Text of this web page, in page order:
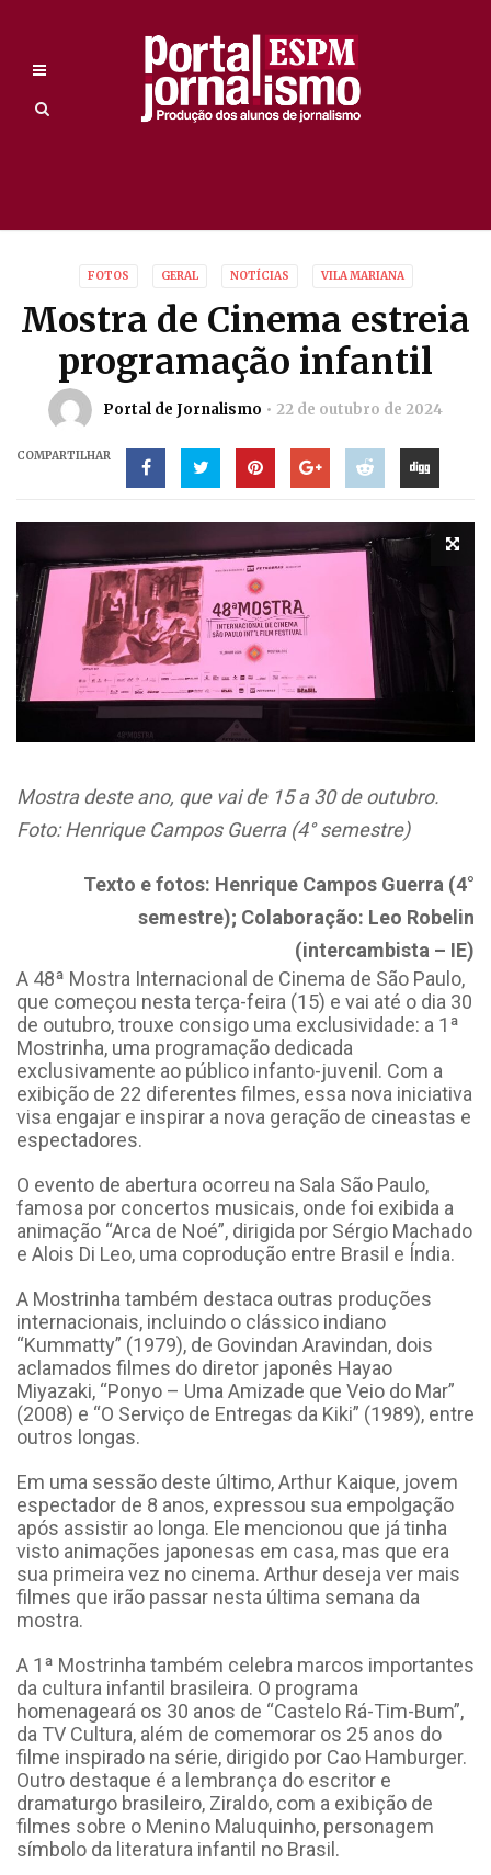
FOTOS GERAL NOTÍCIAS VILA MARIANA
Mostra de Cinema estreia
programação infantil
Portal de Jornalismo 22 de outubro de 2024
COMPARTILHAR
Mostra deste ano, que vai de 15 a 30 de outubro.
Foto: Henrique Campos Guerra (4° semestre)
Texto e fotos: Henrique Campos Guerra (4°
semestre); Colaboração: Leo Robelin
(intercambista – IE)
A 48ª Mostra Internacional de Cinema de São Paulo,
que começou nesta terça-feira (15) e vai até o dia 30
de outubro, trouxe consigo uma exclusividade: a 1ª
Mostrinha, uma programação dedicada
exclusivamente ao público infanto-juvenil. Com a
exibição de 22 diferentes filmes, essa nova iniciativa
visa engajar e inspirar a nova geração de cineastas e
espectadores.
O evento de abertura ocorreu na Sala São Paulo,
famosa por concertos musicais, onde foi exibida a
animação “Arca de Noé”, dirigida por Sérgio Machado
e Alois Di Leo, uma coprodução entre Brasil e Índia.
A Mostrinha também destaca outras produções
internacionais, incluindo o clássico indiano
“Kummatty” (1979), de Govindan Aravindan, dois
aclamados filmes do diretor japonês Hayao
Miyazaki, “Ponyo – Uma Amizade que Veio do Mar”
(2008) e “O Serviço de Entregas da Kiki” (1989), entre
outros longas.
Em uma sessão deste último, Arthur Kaique, jovem
espectador de 8 anos, expressou sua empolgação
após assistir ao longa. Ele mencionou que já tinha
visto animações japonesas em casa, mas que era
sua primeira vez no cinema. Arthur deseja ver mais
filmes que irão passar nesta última semana da
mostra.
A 1ª Mostrinha também celebra marcos importantes
da cultura infantil brasileira. O programa
homenageará os 30 anos de “Castelo Rá-Tim-Bum”,
da TV Cultura, além de comemorar os 25 anos do
filme inspirado na série, dirigido por Cao Hamburger.
Outro destaque é a lembrança do escritor e
dramaturgo brasileiro, Ziraldo, com a exibição de
filmes sobre o Menino Maluquinho, personagem
símbolo da literatura infantil no Brasil.